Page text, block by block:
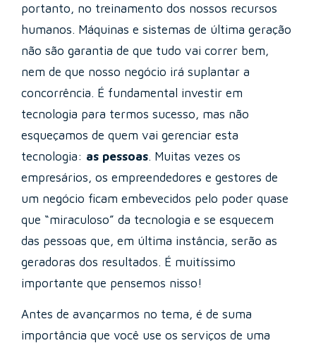
portanto, no treinamento dos nossos recursos
humanos. Máquinas e sistemas de última geração
não são garantia de que tudo vai correr bem,
nem de que nosso negócio irá suplantar a
concorrência. É fundamental investir em
tecnologia para termos sucesso, mas não
esqueçamos de quem vai gerenciar esta
tecnologia: as pessoas. Muitas vezes os
empresários, os empreendedores e gestores de
um negócio ficam embevecidos pelo poder quase
que “miraculoso” da tecnologia e se esquecem
das pessoas que, em última instância, serão as
geradoras dos resultados. É muitíssimo
importante que pensemos nisso!
Antes de avançarmos no tema, é de suma
importância que você use os serviços de uma